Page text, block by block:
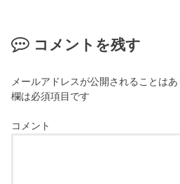
コメントを残す
メールアドレスが公開されることはあ
欄は必須項目です
コメント